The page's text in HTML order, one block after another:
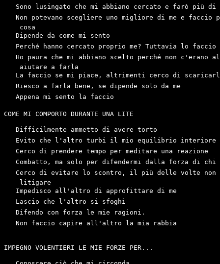
   Sono lusingato che mi abbiano cercato e farò più
   Non potevano scegliere uno migliore di me e
    cosa
   Dipende da come mi sento
   Perché hanno cercato proprio me? Tuttavia lo faccio
   Ho paura che mi abbiano scelto perché non
    aiutare a farla
   La faccio se mi piace, altrimenti cerco di
   Riesco a farla bene, se dipende solo da me
   Appena mi sento la faccio
COME MI COMPORTO DURANTE UNA LITE
   Difficilmente ammetto di avere torto
   Evito che l'altro turbi il mio equilibrio interiore
   Cerco di prendere tempo per meditare una reazione
   Combatto, ma solo per difendermi dalla forza di
   Cerco di evitare lo scontro, il più delle volte
    litigare
   Impedisco all'altro di approfittare di me
   Lascio che l'altro si sfoghi
   Difendo con forza le mie ragioni.
   Non faccio capire all'altro la mia rabbia
IMPEGNO VOLENTIERI LE MIE FORZE PER...